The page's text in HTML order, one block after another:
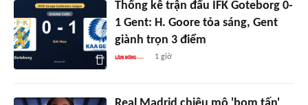
Thống kê trận đấu IFK Goteborg 0-
1 Gent: H. Goore tỏa sáng, Gent
giành trọn 3 điểm
1 giờ